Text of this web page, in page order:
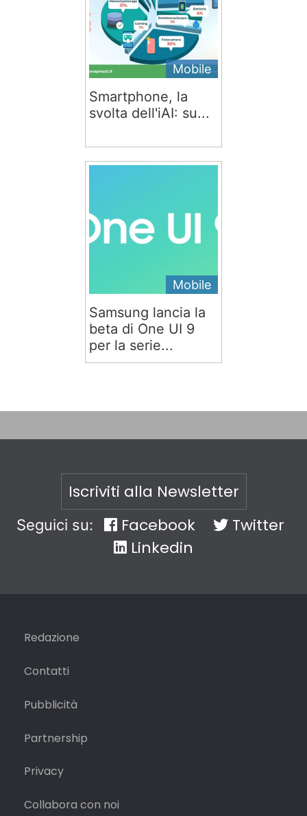
Mobile
Smartphone, la
svolta dell'iAI: su...
Mobile
Samsung lancia la
beta di One UI 9
per la serie...
Iscriviti alla Newsletter
Seguici su: Facebook
Twitter
Linkedin
Redazione
Contatti
Pubblicità
Partnership
Privacy
Collabora con noi